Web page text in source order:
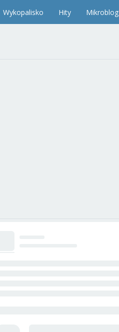
Wykopalisko Hity Mikroblog